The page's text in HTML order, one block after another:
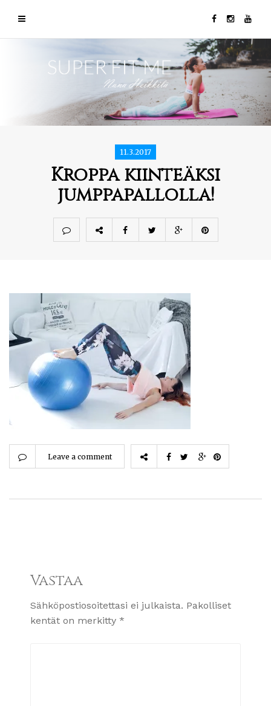
11.3.2017
Kroppa kiinteäksi
jumppapallolla!
Leave a comment
Vastaa
Sähköpostiosoitettasi ei julkaista. Pakolliset
kentät on merkitty *